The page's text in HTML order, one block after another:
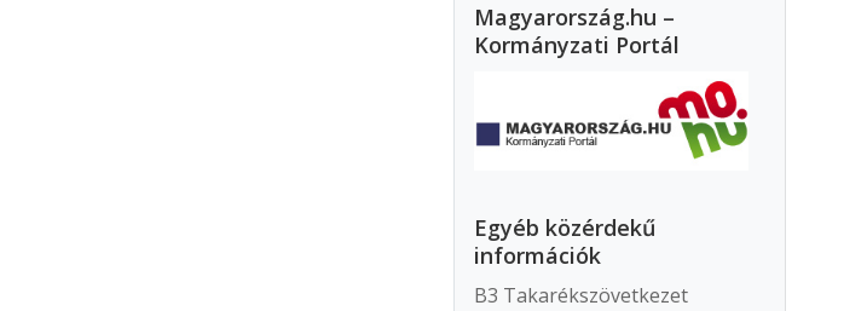
Magyarország.hu –
Kormányzati Portál
Egyéb közérdekű
információk
B3 Takarékszövetkezet